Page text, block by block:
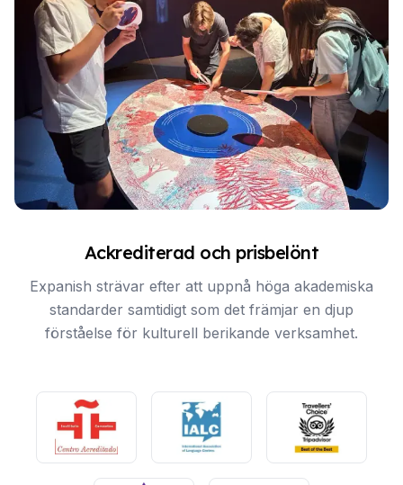
Ackrediterad och prisbelönt
Expanish strävar efter att uppnå höga akademiska
standarder samtidigt som det främjar en djup
förståelse för kulturell berikande verksamhet.